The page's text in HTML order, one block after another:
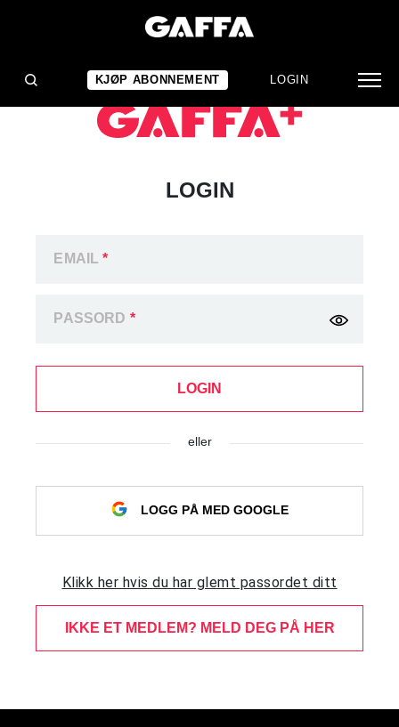
KJØP ABONNEMENT LOGIN
LOGIN
EMAIL*
PASSORD *
LOGIN
eller
LOGG PÅ MED GOOGLE
Klikk her hvis du har glemt passordet ditt
IKKE ET MEDLEM? MELD DEG PÅ HER